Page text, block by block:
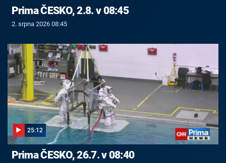
Prima ČESKO, 2.8. v 08:45
2. srpna 2026 08:45
25:12
Prima ČESKO, 26.7. v 08:40